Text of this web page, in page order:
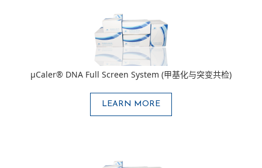
μCaler® DNA Full Screen System (甲基化与突变共检)
LEARN MORE